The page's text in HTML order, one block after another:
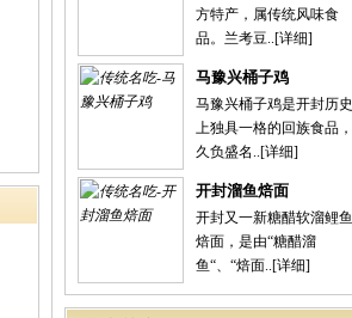
方特产，属传统风味食
品。兰考豆..[详细]
马豫兴桶子鸡
马豫兴桶子鸡是开封历史
上独具一格的回族食品，
久负盛名..[详细]
开封溜鱼焙面
开封又一新糖醋软溜鲤鱼
焙面，是由“糖醋溜
鱼“、“焙面..[详细]